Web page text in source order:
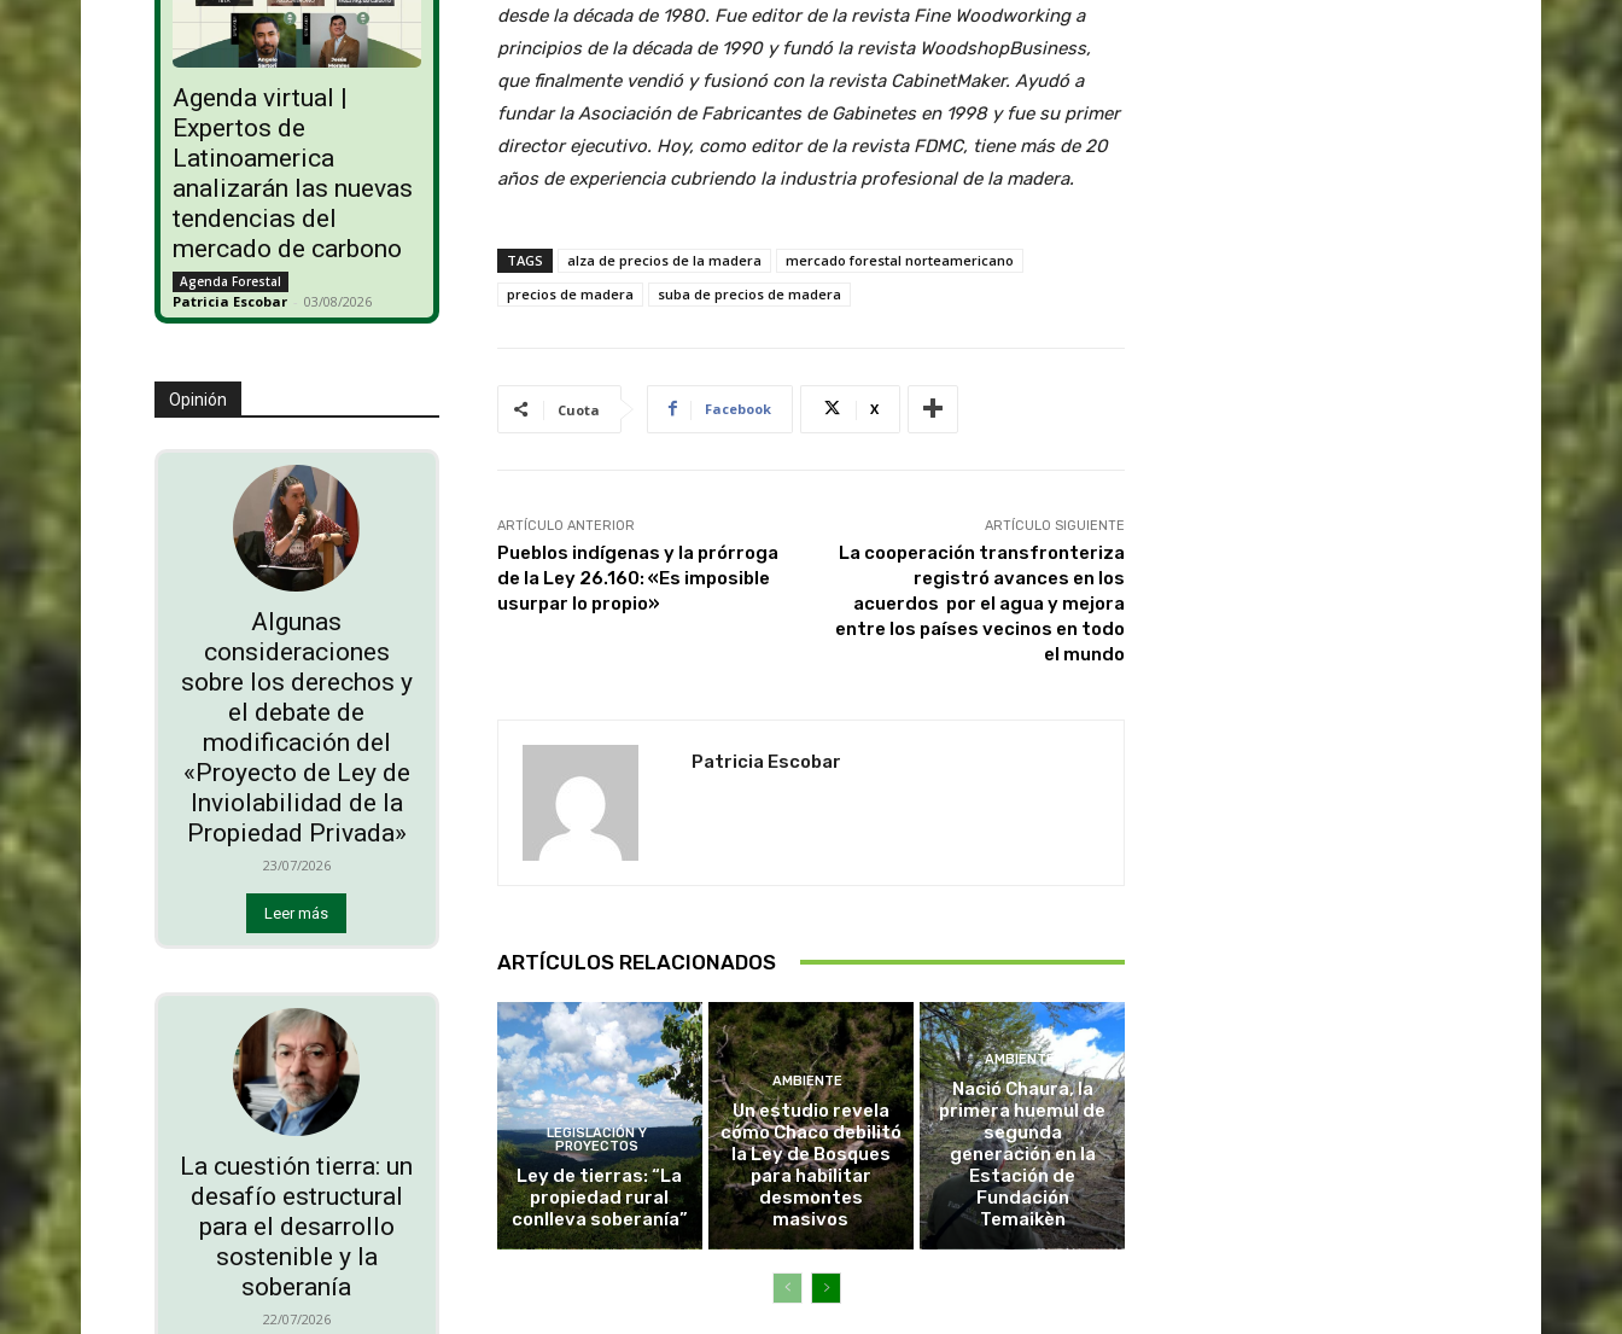
Agenda virtual |
Expertos de
Latinoamerica
analizarán las nuevas
tendencias del
mercado de carbono
Agenda Forestal
Patricia Escobar - 03/08/2026
Opinión
Algunas
consideraciones
sobre los derechos y
el debate de
modificación del
«Proyecto de Ley de
Inviolabilidad de la
Propiedad Privada»
23/07/2026
Leer más
La cuestión tierra: un
desafío estructural
para el desarrollo
sostenible y la
soberanía
22/07/2026
desde la década de 1980. Fue editor de la revista Fine Woodworking a
principios de la década de 1990 y fundó la revista WoodshopBusiness,
que finalmente vendió y fusionó con la revista CabinetMaker. Ayudó a
fundar la Asociación de Fabricantes de Gabinetes en 1998 y fue su primer
director ejecutivo. Hoy, como editor de la revista FDMC, tiene más de 20
años de experiencia cubriendo la industria profesional de la madera.
TAGS alza de precios de la madera
mercado forestal norteamericano
precios de madera
suba de precios de madera
Cuota Facebook X
ARTÍCULO ANTERIOR
Pueblos indígenas y la prórroga
de la Ley 26.160: «Es imposible
usurpar lo propio»
ARTÍCULO SIGUIENTE
La cooperación transfronteriza
registró avances en los
acuerdos por el agua y mejora
entre los países vecinos en todo
el mundo
Patricia Escobar
ARTÍCULOS RELACIONADOS
LEGISLACIÓN Y
PROYECTOS
Ley de tierras: “La
propiedad rural
conlleva soberanía”
AMBIENTE
Un estudio revela
cómo Chaco debilitó
la Ley de Bosques
para habilitar
desmontes
masivos
AMBIENTE
Nació Chaura, la
primera huemul de
segunda
generación en la
Estación de
Fundación
Temaikèn